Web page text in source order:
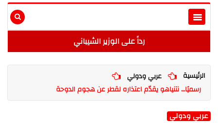
رداً على الوزير الشيباني
الرئيسية
عربي ودولي
رسميًا… نتنياهو يقدّم اعتذاره لقطر عن هجوم الدوحة
عربي ودولي